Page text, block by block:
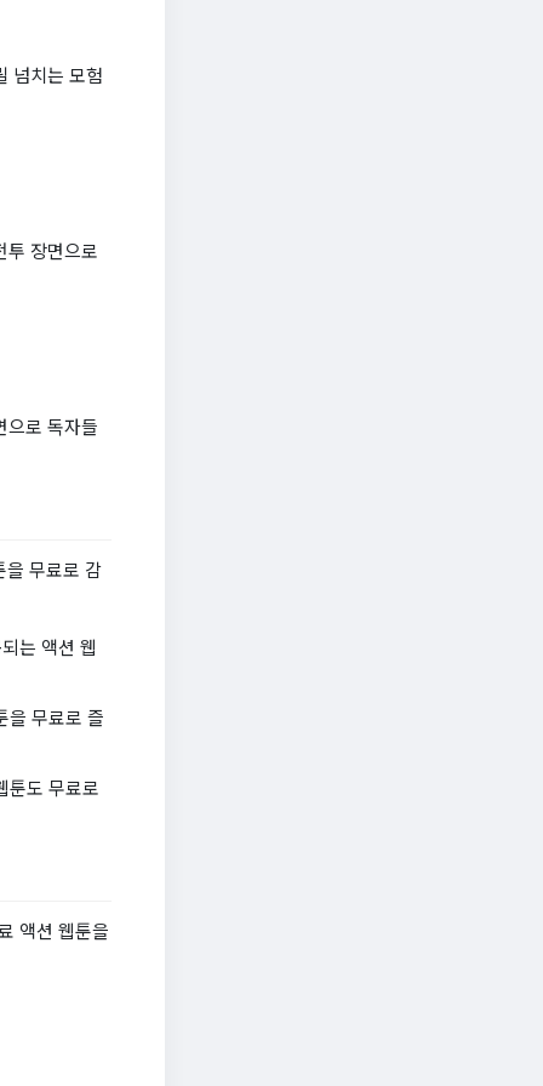
넘치는 모험
투 장면으로
으로 독자들
을 무료로 감
는 액션 웹
을 무료로 즐
툰도 무료로
액션 웹툰을